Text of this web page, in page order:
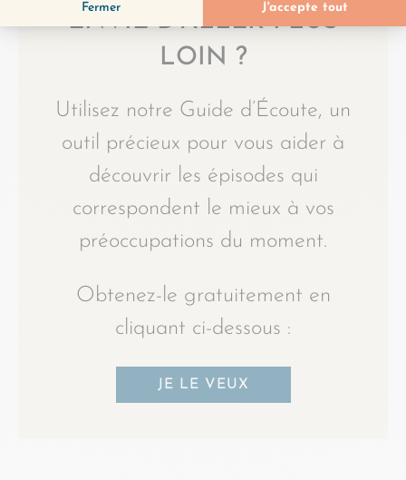
ENVIE D’ALLER PLUS
LOIN ?
Utilisez notre Guide d’Écoute, un
outil précieux pour vous aider à
découvrir les épisodes qui
correspondent le mieux à vos
préoccupations du moment.
Obtenez-le gratuitement en
cliquant ci-dessous :
JE LE VEUX